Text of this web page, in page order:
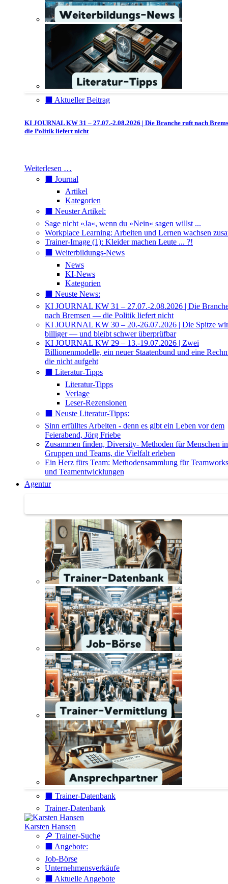
⬛️ Aktueller Beitrag
KI JOURNAL KW 31 – 27.07.-2.08.2026 | Die Branche ruft nach
die Politik liefert nicht
Weiterlesen …
⬛️ Journal
Artikel
Kategorien
⬛️ Neuster Artikel:
Sage nicht »Ja«, wenn du »Nein« sagen willst ...
Workplace Learning: Arbeiten und Lernen wachsen
Trainer-Image (1): Kleider machen Leute ... ?!
⬛️ Weiterbildungs-News
News
KI-News
Kategorien
⬛️ Neuste News:
KI JOURNAL KW 31 – 27.07.-2.08.2026 | Die
nach Bremsen — die Politik liefert nicht
KI JOURNAL KW 30 – 20.-26.07.2026 | Die Spitze
billiger — und bleibt schwer überprüfbar
KI JOURNAL KW 29 – 13.-19.07.2026 | Zwei
Billionenmodelle, ein neuer Staatenbund und eine
die nicht aufgeht
⬛️ Literatur-Tipps
Literatur-Tipps
Verlage
Leser-Rezensionen
⬛️ Neuste Literatur-Tipps:
Sinn erfülltes Arbeiten - denn es gibt ein Leben vor dem
Feierabend, Jörg Friebe
Zusammen finden, Diversity- Methoden für Menschen in
Gruppen und Teams, die Vielfalt erleben
Ein Herz fürs Team: Methodensammlung für
und Teamentwicklungen
Agentur
⬛️ Trainer-Datenbank
Trainer-Datenbank
Karsten Hansen
🔎 Trainer-Suche
⬛️ Angebote:
Job-Börse
Unternehmensverkäufe
⬛️ Aktuelle Angebote